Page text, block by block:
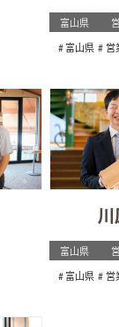
富山県
富山県 営
富山県
富山県 営